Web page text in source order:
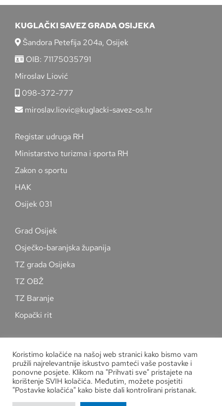
KUGLAČKI SAVEZ GRADA OSIJEKA
Šandora Petefija 204a, Osijek
OIB: 71175035791
Miroslav Liović
098-372-777
miroslav.liovic@kuglacki-savez-os.hr
Registar udruga RH
Ministarstvo turizma i sporta RH
Zakon o sportu
HAK
Osijek 031
Grad Osijek
Osječko-baranjska županija
TZ grada Osijeka
TZ OBŽ
TZ Baranje
Kopački rit
Zaštita osobnih podataka
Koristimo kolačiće na našoj web stranici kako bismo vam
pružili najrelevantnije iskustvo pamteći vaše postavke i
ponovne posjete. Klikom na "Prihvati sve" pristajete na
korištenje SVIH kolačića. Međutim, možete posjetiti
"Postavke kolačića" kako biste dali kontrolirani pristanak.